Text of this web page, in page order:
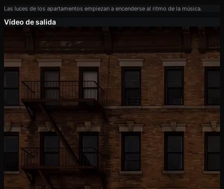
Las luces de los apartamentos empiezan a encenderse al ritmo de la música.
Vídeo de salida